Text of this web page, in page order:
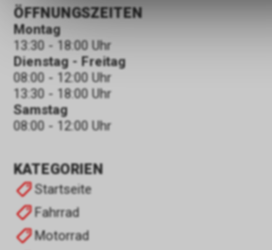
KATEGORIEN
Startseite
Fahrrad
Motorrad
ÖFFNUNGSZEITEN
Montag
13:30 - 18:00 Uhr
Dienstag - Freitag
08:00 - 12:00 Uhr
13:30 - 18:00 Uhr
Samstag
08:00 - 12:00 Uhr